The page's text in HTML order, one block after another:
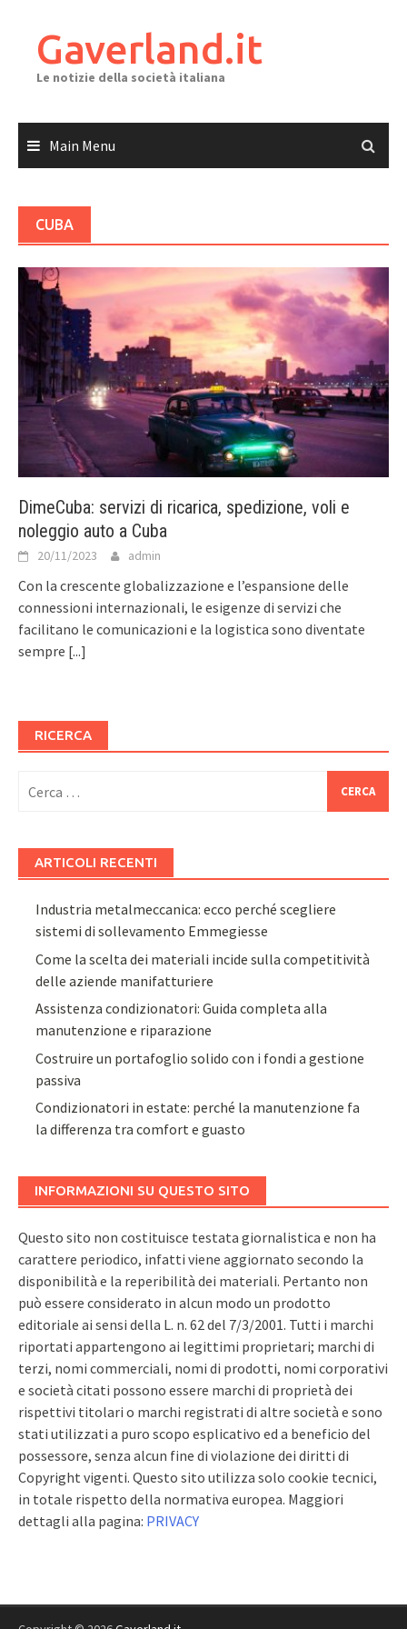
contentGaverland.it
Le notizie della società italiana
Main Menu
CUBA
DimeCuba: servizi di ricarica, spedizione, voli e
noleggio auto a Cuba
20/11/2023 admin
Con la crescente globalizzazione e l’espansione delle
connessioni internazionali, le esigenze di servizi che
facilitano le comunicazioni e la logistica sono diventate
sempre [...]
RICERCA
per:
ARTICOLI RECENTI
Industria metalmeccanica: ecco perché scegliere
sistemi di sollevamento Emmegiesse
Come la scelta dei materiali incide sulla competitività
delle aziende manifatturiere
Assistenza condizionatori: Guida completa alla
manutenzione e riparazione
Costruire un portafoglio solido con i fondi a gestione
passiva
Condizionatori in estate: perché la manutenzione fa
la differenza tra comfort e guasto
INFORMAZIONI SU QUESTO SITO
Questo sito non costituisce testata giornalistica e non ha
carattere periodico, infatti viene aggiornato secondo la
disponibilità e la reperibilità dei materiali. Pertanto non
può essere considerato in alcun modo un prodotto
editoriale ai sensi della L. n. 62 del 7/3/2001. Tutti i marchi
riportati appartengono ai legittimi proprietari; marchi di
terzi, nomi commerciali, nomi di prodotti, nomi corporativi
e società citati possono essere marchi di proprietà dei
rispettivi titolari o marchi registrati di altre società e sono
stati utilizzati a puro scopo esplicativo ed a beneficio del
possessore, senza alcun fine di violazione dei diritti di
Copyright vigenti. Questo sito utilizza solo cookie tecnici,
in totale rispetto della normativa europea. Maggiori
dettagli alla pagina: PRIVACY